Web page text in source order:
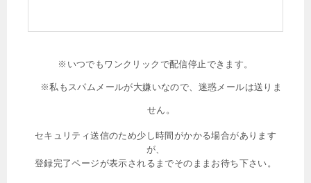
※いつでもワンクリックで配信停止できます。
※私もスパムメールが大嫌いなので、迷惑メールは送りま
せん。
セキュリティ送信のため少し時間がかかる場合があります
が、
登録完了ページが表示されるまでそのままお待ち下さい。